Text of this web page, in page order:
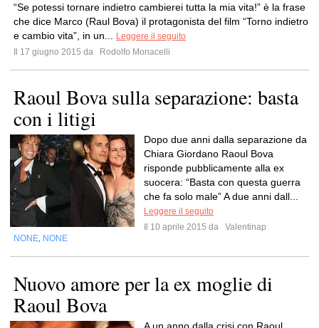
“Se potessi tornare indietro cambierei tutta la mia vita!” è la frase
che dice Marco (Raul Bova) il protagonista del film “Torno indietro
e cambio vita”, in un...
Leggere il seguito
Il 17 giugno 2015 da
Rodolfo Monacelli
Raoul Bova sulla separazione: basta
con i litigi
Dopo due anni dalla separazione da
Chiara Giordano Raoul Bova
risponde pubblicamente alla ex
suocera: “Basta con questa guerra
che fa solo male” A due anni dall...
Leggere il seguito
Il 10 aprile 2015 da
Valentinap
NONE NONE
Nuovo amore per la ex moglie di
Raoul Bova